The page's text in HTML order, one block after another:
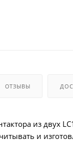
ОТЗЫВЫ
из двух
и